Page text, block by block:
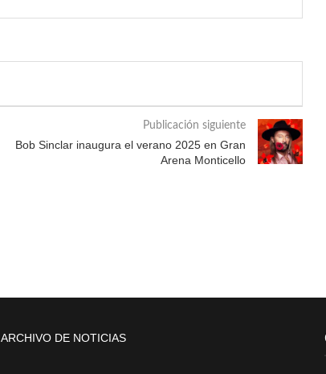
Publicación siguiente
Bob Sinclar inaugura el verano 2025 en Gran
Arena Monticello
ARCHIVO DE NOTICIAS